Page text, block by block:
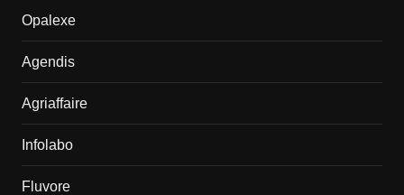
Opalexe
Agendis
Agriaffaire
Infolabo
Fluvore